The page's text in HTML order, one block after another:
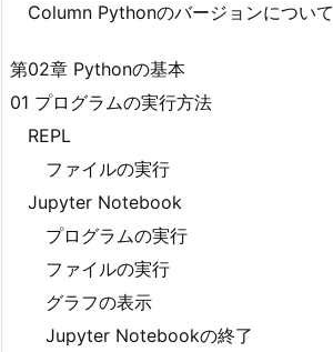
Column Pythonのバージョンについて
第02章 Pythonの基本
01 プログラムの実行方法
REPL
ファイルの実行
Jupyter Notebook
プログラムの実行
ファイルの実行
グラフの表示
Jupyter Notebookの終了